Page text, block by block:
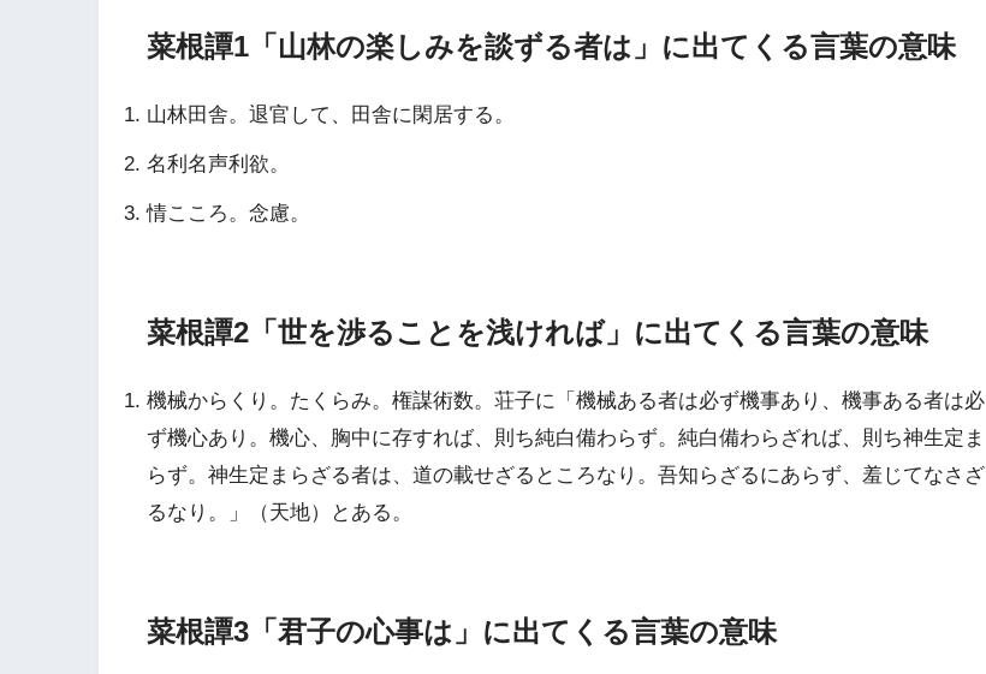
菜根譚1「山林の楽しみを談ずる者は」に出てくる言葉の意味
山林田舎。退官して、田舎に閑居する。
名利名声利欲。
情こころ。念慮。
菜根譚2「世を渉ることを浅ければ」に出てくる言葉の意味
機械からくり。たくらみ。権謀術数。荘子に「機械ある者は必ず機事あり、機事ある者は必
ず機心あり。機心、胸中に存すれば、則ち純白備わらず。純白備わらざれば、則ち神生定ま
らず。神生定まらざる者は、道の載せざるところなり。吾知らざるにあらず、羞じてなさざ
るなり。」（天地）とある。
菜根譚3「君子の心事は」に出てくる言葉の意味